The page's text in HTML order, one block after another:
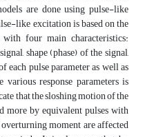
are done using pulse-like
like excitation is based on the
four main characteristics:
shape (phase) of the signal,
each pulse parameter as well as
response parameters is
that the sloshing motion of the
more by equivalent pulses with
moment are affected